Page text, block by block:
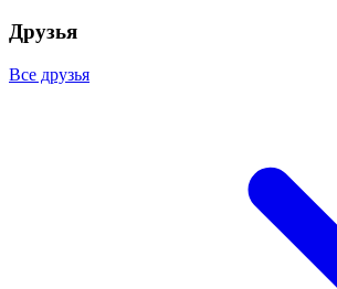
Друзья
Все друзья